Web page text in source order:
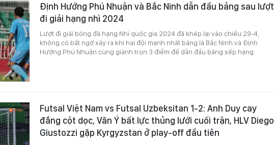
Định Hướng Phú Nhuận và Bắc Ninh dẫn đầu bảng sau lượt
đi giải hạng nhì 2024
Lượt đi giải bóng đá hạng Nhì quốc gia 2024 đã khép lại vào chiều 29-4,
không có bất ngờ xảy ra khi hai đội mạnh nhất bảng là Bắc Ninh và Định
Hướng Phú Nhuận cùng giành trọn 3 điểm để dẫn đầu bảng xếp hạng.
Futsal Việt Nam vs Futsal Uzbeksitan 1-2: Anh Duy cay
đắng cột dọc, Văn Ý bất lực thủng lưới cuối trận, HLV Diego
Giustozzi gặp Kyrgyzstan ở play-off đầu tiên